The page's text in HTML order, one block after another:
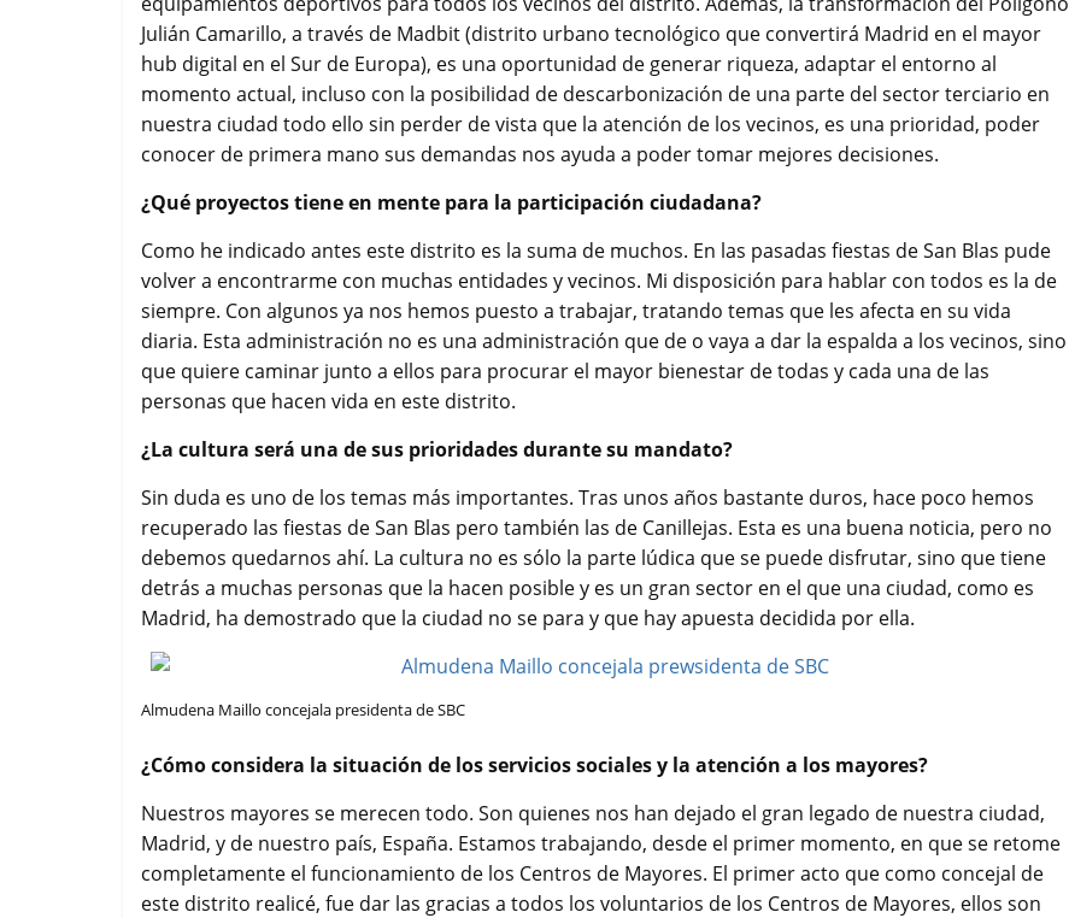
Julián Camarillo, a través de Madbit (distrito urbano tecnológico que convertirá Madrid en el mayor
hub digital en el Sur de Europa), es una oportunidad de generar riqueza, adaptar el entorno al
momento actual, incluso con la posibilidad de descarbonización de una parte del sector terciario en
nuestra ciudad todo ello sin perder de vista que la atención de los vecinos, es una prioridad, poder
conocer de primera mano sus demandas nos ayuda a poder tomar mejores decisiones.
¿Qué proyectos tiene en mente para la participación ciudadana?
Como he indicado antes este distrito es la suma de muchos. En las pasadas fiestas de San Blas pude
volver a encontrarme con muchas entidades y vecinos. Mi disposición para hablar con todos es la de
siempre. Con algunos ya nos hemos puesto a trabajar, tratando temas que les afecta en su vida
diaria. Esta administración no es una administración que de o vaya a dar la espalda a los vecinos, sino
que quiere caminar junto a ellos para procurar el mayor bienestar de todas y cada una de las
personas que hacen vida en este distrito.
¿La cultura será una de sus prioridades durante su mandato?
Sin duda es uno de los temas más importantes. Tras unos años bastante duros, hace poco hemos
recuperado las fiestas de San Blas pero también las de Canillejas. Esta es una buena noticia, pero no
debemos quedarnos ahí. La cultura no es sólo la parte lúdica que se puede disfrutar, sino que tiene
detrás a muchas personas que la hacen posible y es un gran sector en el que una ciudad, como es
Madrid, ha demostrado que la ciudad no se para y que hay apuesta decidida por ella.
Almudena Maillo concejala presidenta de SBC
¿Cómo considera la situación de los servicios sociales y la atención a los mayores?
Nuestros mayores se merecen todo. Son quienes nos han dejado el gran legado de nuestra ciudad,
Madrid, y de nuestro país, España. Estamos trabajando, desde el primer momento, en que se retome
completamente el funcionamiento de los Centros de Mayores. El primer acto que como concejal de
este distrito realicé, fue dar las gracias a todos los voluntarios de los Centros de Mayores, ellos son